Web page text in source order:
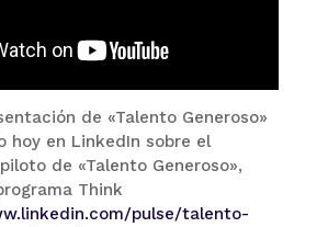
de «Talento Generoso»
hoy en LinkedIn sobre el
de «Talento Generoso»,
Think
pulse/talento-